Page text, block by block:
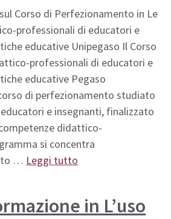
Corso di Perfezionamento in Le
professionali di educatori e
educative Unipegaso Il Corso
professionali di educatori e
educative Pegaso
di perfezionamento studiato
e insegnanti, finalizzato
didattico-
si concentra
… Leggi tutto
in L’uso